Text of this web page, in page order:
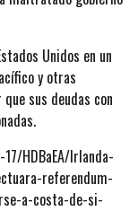
Unidos en un
y otras
sus deudas con
HDBaEA/Irlanda-
referendum-
a-costa-de-si-